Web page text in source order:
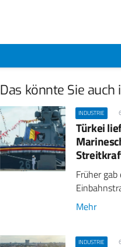
Das könnte Sie
INDUSTRIE
Türkei
Früher
Mehr
INDUSTRIE